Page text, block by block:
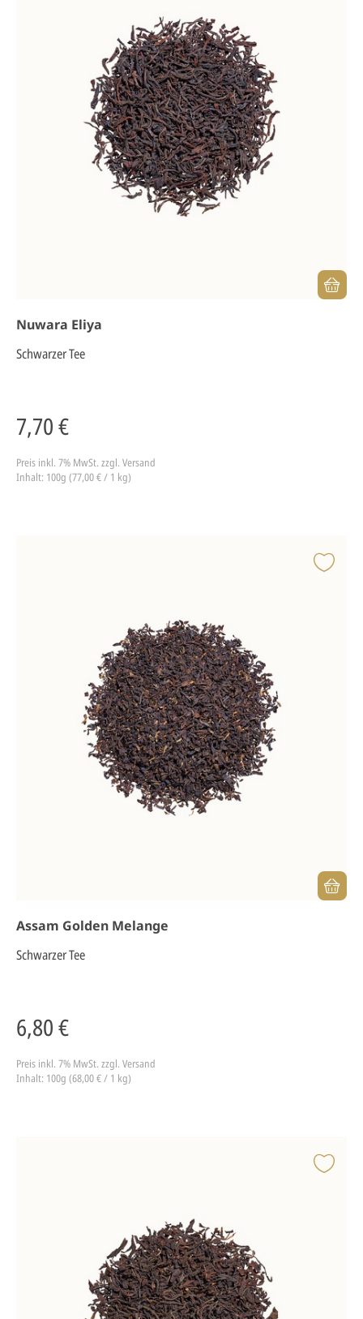
Nuwara Eliya
Schwarzer Tee
7,70 €
Preis inkl. 7% MwSt. zzgl. Versand
Inhalt: 100g (77,00 € / 1 kg)
Assam Golden Melange
Schwarzer Tee
6,80 €
Preis inkl. 7% MwSt. zzgl. Versand
Inhalt: 100g (68,00 € / 1 kg)